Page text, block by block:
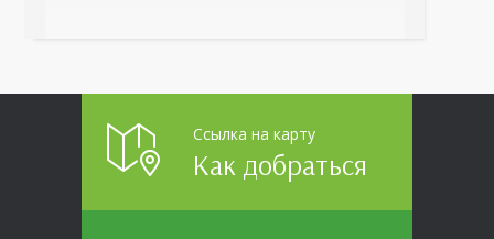
Ссылка на карту
Как добраться